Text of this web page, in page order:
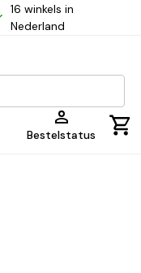
16 winkels in
Nederland
Bestelstatus